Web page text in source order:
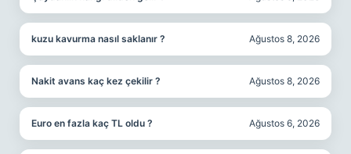
kuzu kavurma nasıl saklanır ? Ağustos 8, 2026
Nakit avans kaç kez çekilir ? Ağustos 8, 2026
Euro en fazla kaç TL oldu ? Ağustos 6, 2026